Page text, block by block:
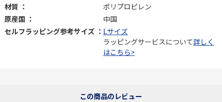
材質 ：
ポリプロピレン
原産国 ：
中国
セルフラッピング参考サイズ ： Lサイズ
ラッピングサービスについて詳しく
はこちら>
この商品のレビュー